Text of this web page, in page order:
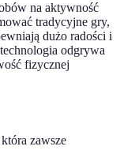
na aktywność
tradycyjne gry,
dużo radości i
odgrywa
fizycznej
zawsze